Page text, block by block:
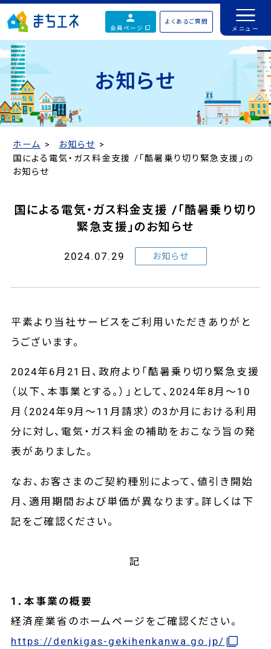
会員ページ
よくあるご質問
お知らせ
ホーム
お知らせ
国による電気・ガス料金支援 /「酷暑乗り切り緊急支援」の
お知らせ
国による電気・ガス料金支援 /「酷暑乗り切り
緊急支援」のお知らせ
2024.07.29 お知らせ
平素より当社サービスをご利用いただきありがと
うございます。
2024年6月21日、政府より「酷暑乗り切り緊急支援
（以下、本事業とする。）」として、2024年8月～10
月（2024年9月～11月請求）の3か月における利用
分に対し、電気・ガス料金の補助をおこなう旨の発
表がありました。
なお、お客さまのご契約種別によって、値引き開始
月、適用期間および単価が異なります。詳しくは下
記をご確認ください。
記
1．本事業の概要
経済産業省のホームページをご確認ください。
https://denkigas-gekihenkanwa.go.jp/